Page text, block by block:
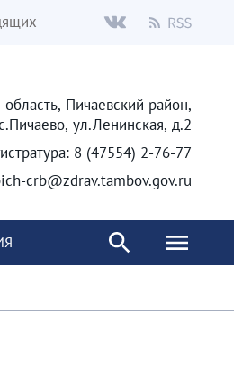
Пичаевский район,
ул.Ленинская, д.2
8 (47554) 2-76-77
crb@zdrav.tambov.gov.ru